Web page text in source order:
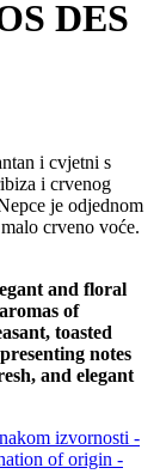
DES
i cvjetni s
i crvenog
je odjednom
crveno voće.
and floral
of
toasted
notes
and elegant
izvornosti -
of origin -